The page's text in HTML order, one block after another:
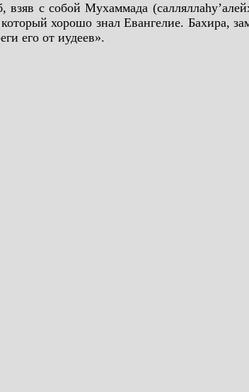
с собой Мухаммада
хорошо знал Евангелие. Бахира,
его от иудеев».